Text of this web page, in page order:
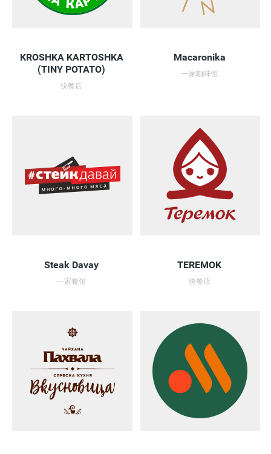
KROSHKA KARTOSHKA
(TINY POTATO)
快餐店
Macaronika
一家咖啡馆
Steak Davay
一家餐馆
TEREMOK
快餐店